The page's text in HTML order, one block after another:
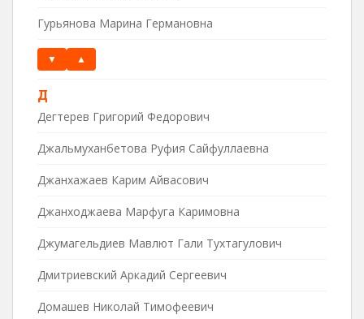
Гурьянова Марина Германовна
▼ ▲
Д
Дегтерев Григорий Федорович
Джальмуханбетова Руфия Сайфуллаевна
Джанхажаев Карим Айвасович
Джанходжаева Марфуга Каримовна
Джумагельдиев Мавлют Гали Тухтагулович
Дмитриевский Аркадий Сергеевич
Домашев Николай Тимофеевич